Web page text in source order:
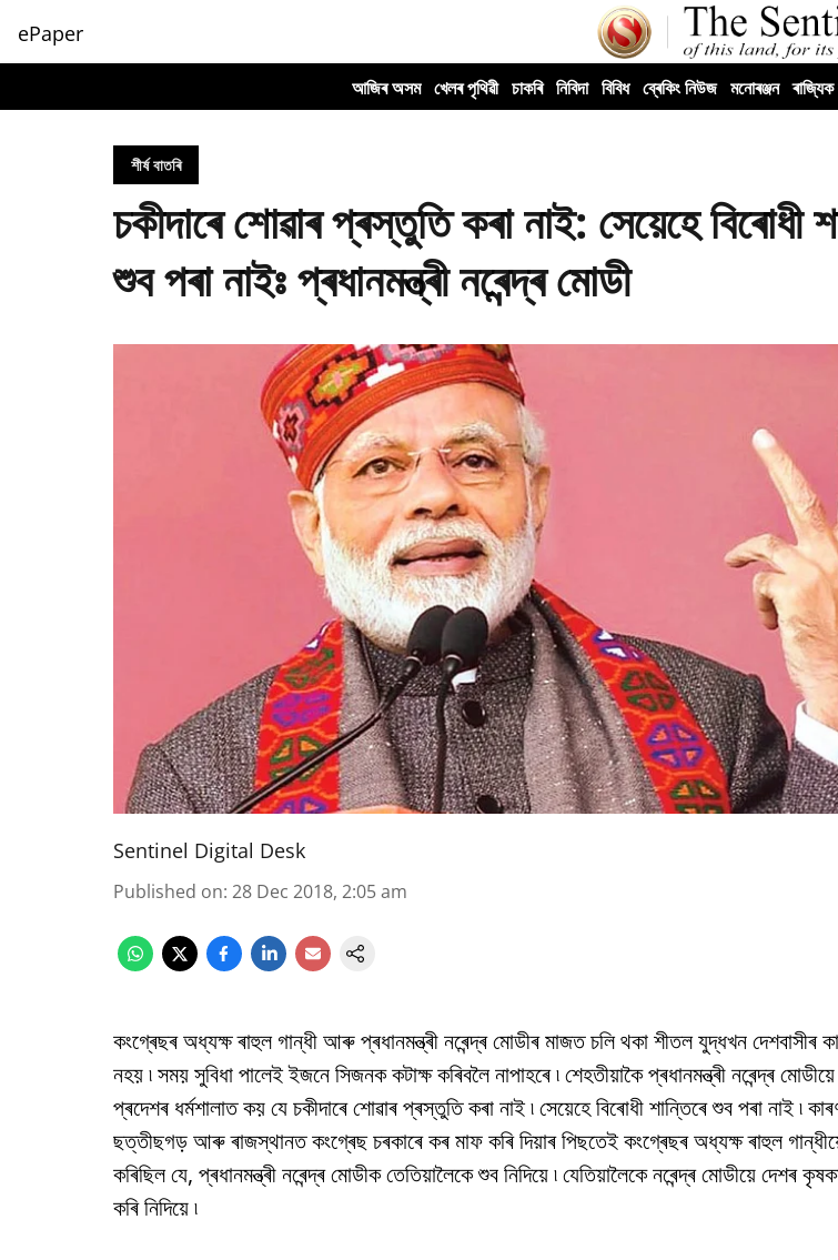
ePaper
আজিৰ অসম খেলৰ পৃথিৱী চাকৰি নিবিদা বিবিধ ব্ৰেকিং নিউজ মনোৰঞ্জন ৰাজ্যিক
শীৰ্ষ বাতৰি
চকীদাৰে শোৱাৰ প্ৰস্তুতি কৰা নাই: সেয়েহে বিৰোধী
শুব পৰা নাইঃ প্ৰধানমন্ত্ৰী নৰেন্দ্ৰ মোডী
Sentinel Digital Desk
Published on: 28 Dec 2018, 2:05 am
কংগ্ৰেছৰ অধ্যক্ষ ৰাহুল গান্ধী আৰু প্ৰধানমন্ত্ৰী নৰেন্দ্ৰ মোডীৰ মাজত চলি থকা শীতল যুদ্ধখন দেশবাসীৰ
নহয় ৷ সময় সুবিধা পালেই ইজনে সিজনক কটাক্ষ কৰিবলৈ নাপাহৰে ৷ শেহতীয়াকৈ প্ৰধানমন্ত্ৰী নৰেন্দ্ৰ
প্ৰদেশৰ ধৰ্মশালাত কয় যে চকীদাৰে শোৱাৰ প্ৰস্তুতি কৰা নাই ৷ সেয়েহে বিৰোধী শান্তিৰে শুব পৰা নাই ৷
ছত্তীছগড় আৰু ৰাজস্থানত কংগ্ৰেছ চৰকাৰে কৰ মাফ কৰি দিয়াৰ পিছতেই কংগ্ৰেছৰ অধ্যক্ষ ৰাহুল
কৰিছিল যে, প্ৰধানমন্ত্ৰী নৰেন্দ্ৰ মোডীক তেতিয়ালৈকে শুব নিদিয়ে ৷ যেতিয়ালৈকে নৰেন্দ্ৰ মোডীয়ে দেশৰ
কৰি নিদিয়ে ৷